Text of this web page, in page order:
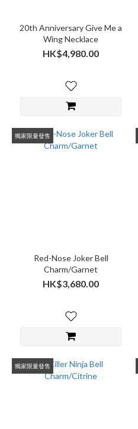
20th Anniversary Give Me a
Wing Necklace
HK$4,980.00
獨家限量發售
Red-Nose Joker Bell
Charm/Garnet
HK$3,680.00
獨家限量發售